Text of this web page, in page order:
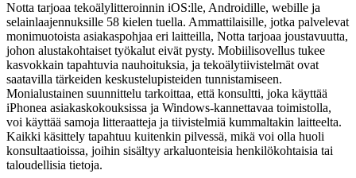
Notta tarjoaa tekoälylitteroinnin iOS:lle, Androidille, webille ja
selainlaajennuksille 58 kielen tuella. Ammattilaisille, jotka palvelevat
monimuotoista asiakaspohjaa eri laitteilla, Notta tarjoaa joustavuutta,
johon alustakohtaiset työkalut eivät pysty. Mobiilisovellus tukee
kasvokkain tapahtuvia nauhoituksia, ja tekoälytiivistelmät ovat
saatavilla tärkeiden keskustelupisteiden tunnistamiseen.
Monialustainen suunnittelu tarkoittaa, että konsultti, joka käyttää
iPhonea asiakaskokouksissa ja Windows-kannettavaa toimistolla,
voi käyttää samoja litteraatteja ja tiivistelmiä kummaltakin laitteelta.
Kaikki käsittely tapahtuu kuitenkin pilvessä, mikä voi olla huoli
konsultaatioissa, joihin sisältyy arkaluonteisia henkilökohtaisia tai
taloudellisia tietoja.